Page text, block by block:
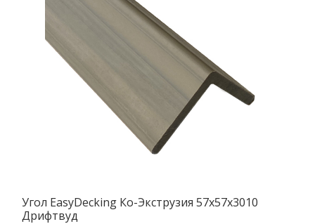
Угол EasyDecking Ко-Экструзия 57х57х3010
Дрифтвуд